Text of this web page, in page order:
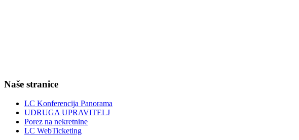
Naše stranice
LC Konferencija Panorama
UDRUGA UPRAVITELJ
Porez na nekretnine
LC WebTicketing